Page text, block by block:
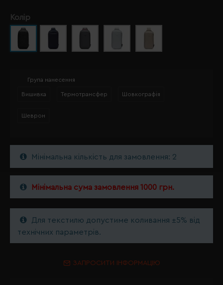
Колір
Група нанесення
Вишивка Термотрансфер Шовкографія
Шеврон
Мінімальна кількість для замовлення: 2
Мінімальна сума замовлення 1000 грн.
Для текстилю допустиме коливання ±5% від
технічних параметрів.
ЗАПРОСИТИ ІНФОРМАЦІЮ